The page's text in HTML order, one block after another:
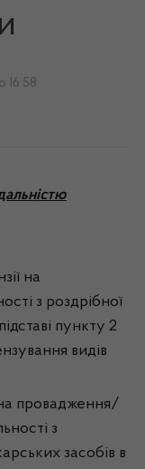
16:58
на
з роздрібної
пункту 2
видів
на провадження/
з
засобів в